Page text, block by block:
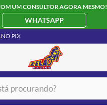
UM CONSULTOR AGORA MESMO!
WHATSAPP
NO PIX